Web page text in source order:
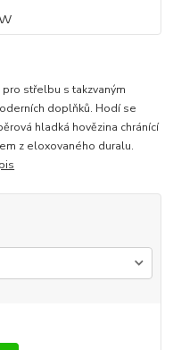
střelbu s takzvaným
doplňků. Hodí se
hladká hovězina chránící
z eloxovaného duralu.